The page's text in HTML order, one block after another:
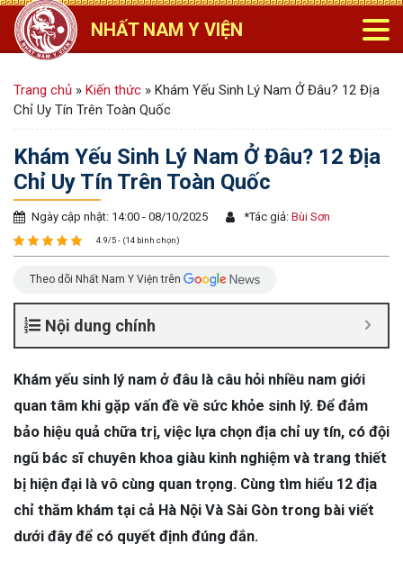
NHẤT NAM Y VIỆN
Trang chủ » Kiến thức » Khám Yếu Sinh Lý Nam Ở Đâu? 12 Địa
Chỉ Uy Tín Trên Toàn Quốc
Khám Yếu Sinh Lý Nam Ở Đâu? 12 Địa
Chỉ Uy Tín Trên Toàn Quốc
Ngày cập nhật: 14:00 - 08/10/2025 *Tác giả: Bùi Sơn
4.9/5 - (14 bình chọn)
Theo dõi Nhất Nam Y Viện trên
Nội dung chính
Khám yếu sinh lý nam ở đâu là câu hỏi nhiều nam giới
quan tâm khi gặp vấn đề về sức khỏe sinh lý. Để đảm
bảo hiệu quả chữa trị, việc lựa chọn địa chỉ uy tín, có đội
ngũ bác sĩ chuyên khoa giàu kinh nghiệm và trang thiết
bị hiện đại là vô cùng quan trọng. Cùng tìm hiểu 12 địa
chỉ thăm khám tại cả Hà Nội Và Sài Gòn trong bài viết
dưới đây để có quyết định đúng đắn.